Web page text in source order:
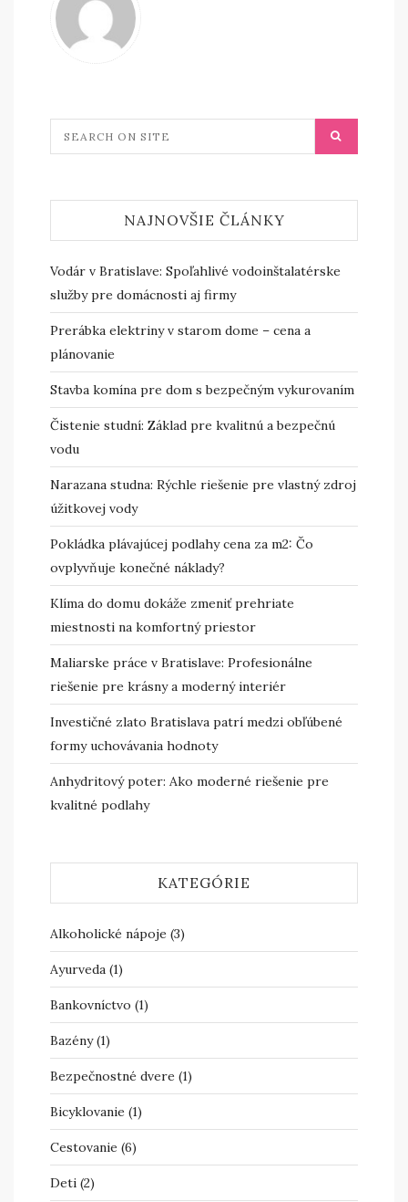
NAJNOVŠIE ČLÁNKY
Vodár v Bratislave: Spoľahlivé vodoinštalatérske
služby pre domácnosti aj firmy
Prerábka elektriny v starom dome – cena a
plánovanie
Stavba komína pre dom s bezpečným vykurovaním
Čistenie studní: Základ pre kvalitnú a bezpečnú
vodu
Narazana studna: Rýchle riešenie pre vlastný zdroj
úžitkovej vody
Pokládka plávajúcej podlahy cena za m2: Čo
ovplyvňuje konečné náklady?
Klíma do domu dokáže zmeniť prehriate
miestnosti na komfortný priestor
Maliarske práce v Bratislave: Profesionálne
riešenie pre krásny a moderný interiér
Investičné zlato Bratislava patrí medzi obľúbené
formy uchovávania hodnoty
Anhydritový poter: Ako moderné riešenie pre
kvalitné podlahy
KATEGÓRIE
Alkoholické nápoje (3)
Ayurveda (1)
Bankovníctvo (1)
Bazény(1)
Bezpečnostné dvere (1)
Bicyklovanie (1)
Cestovanie (6)
Deti (2)